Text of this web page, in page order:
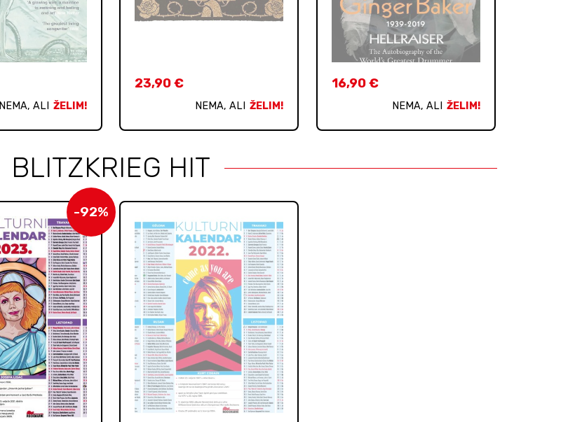
NEMA, ALI ŽELIM!
23,90€
NEMA, ALI ŽELIM!
16,90€
NEMA, ALI ŽELIM!
BLITZKRIEG HIT
-92%